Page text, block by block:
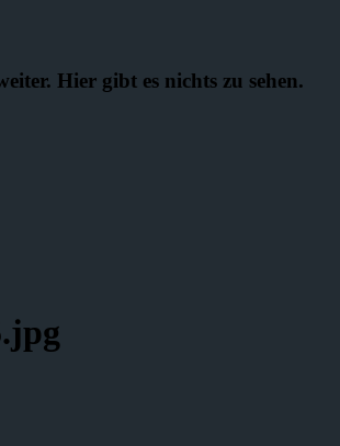
Hier gibt es nichts zu sehen.